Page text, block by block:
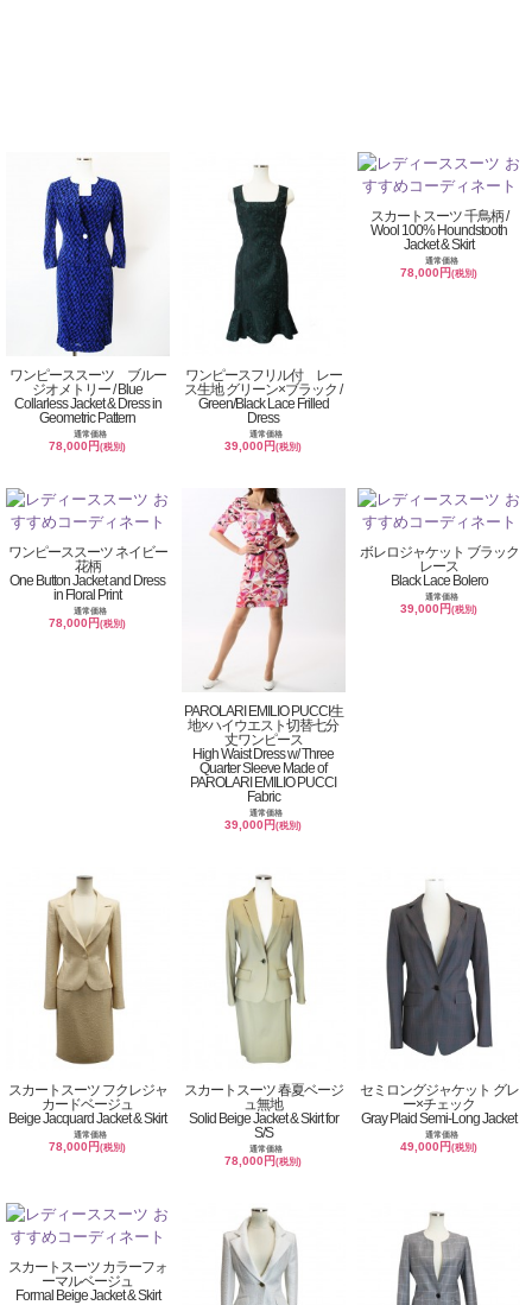
ワンピーススーツ ブルー
ジオメトリー / Blue
Collarless Jacket & Dress in
Geometric Pattern
通常価格
78,000円(税別)
ワンピースフリル付 レー
ス生地 グリーン×ブラック /
Green/Black Lace Frilled
Dress
通常価格
39,000円(税別)
スカートスーツ 千鳥柄 /
Wool 100% Houndstooth
Jacket & Skirt
通常価格
78,000円(税別)
ワンピーススーツ ネイビー
花柄
One Button Jacket and Dress
in Floral Print
通常価格
78,000円(税別)
PAROLARI EMILIO PUCCI生
地×ハイウエスト切替七分
丈ワンピース
High Waist Dress w/ Three
Quarter Sleeve Made of
PAROLARI EMILIO PUCCI
Fabric
通常価格
39,000円(税別)
ボレロジャケット ブラック
レース
Black Lace Bolero
通常価格
39,000円(税別)
スカートスーツ フクレジャ
カードベージュ
Beige Jacquard Jacket & Skirt
通常価格
78,000円(税別)
スカートスーツ 春夏ベージ
ュ無地
Solid Beige Jacket & Skirt for
S/S
通常価格
78,000円(税別)
セミロングジャケット グレ
ー×チェック
Gray Plaid Semi-Long Jacket
通常価格
49,000円(税別)
スカートスーツ カラーフォ
ーマルベージュ
Formal Beige Jacket & Skirt